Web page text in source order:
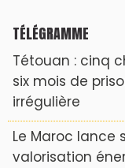
TÉLÉGRAMME
Tétouan : cinq
six mois de
irrégulière
Le Maroc lance
valorisation